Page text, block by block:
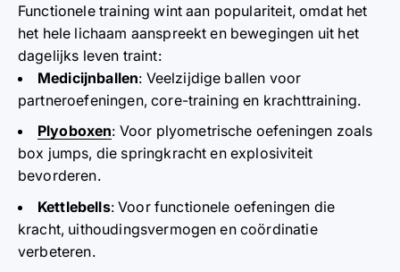
Functionele training wint aan populariteit, omdat het
het hele lichaam aanspreekt en bewegingen uit het
dagelijks leven traint:
Medicijnballen: Veelzijdige ballen voor
partneroefeningen, core-training en krachttraining.
Plyoboxen: Voor plyometrische oefeningen zoals
box jumps, die springkracht en explosiviteit
bevorderen.
Kettlebells: Voor functionele oefeningen die
kracht, uithoudingsvermogen en coördinatie
verbeteren.